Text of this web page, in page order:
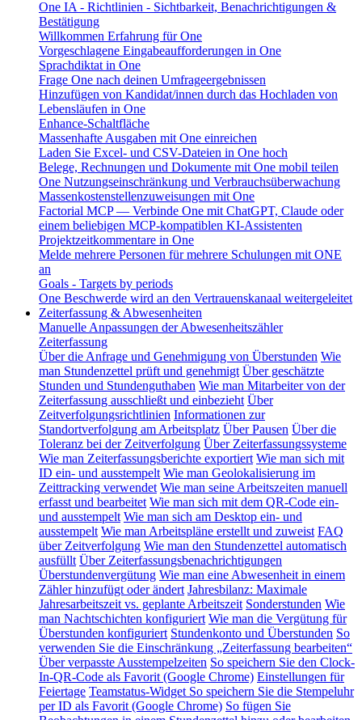
One IA - Richtlinien - Sichtbarkeit, Benachrichtigungen &
Bestätigung
Willkommen Erfahrung für One
Vorgeschlagene Eingabeaufforderungen in One
Sprachdiktat in One
Frage One nach deinen Umfrageergebnissen
Hinzufügen von Kandidat/innen durch das Hochladen von
Lebensläufen in One
Enhance-Schaltfläche
Massenhafte Ausgaben mit One einreichen
Laden Sie Excel- und CSV-Dateien in One hoch
Belege, Rechnungen und Dokumente mit One mobil teilen
One Nutzungseinschränkung und Verbrauchsüberwachung
Massenkostenstellenzuweisungen mit One
Factorial MCP — Verbinde One mit ChatGPT, Claude oder
einem beliebigen MCP-kompatiblen KI-Assistenten
Projektzeitkommentare in One
Melde mehrere Personen für mehrere Schulungen mit ONE
an
Goals - Targets by periods
One Beschwerde wird an den Vertrauenskanaal weitergeleitet
Zeiterfassung & Abwesenheiten
Manuelle Anpassungen der Abwesenheitszähler
Zeiterfassung
Über die Anfrage und Genehmigung von Überstunden Wie
man Stundenzettel prüft und genehmigt Über geschätzte
Stunden und Stundenguthaben Wie man Mitarbeiter von der
Zeiterfassung ausschließt und einbezieht Über
Zeitverfolgungsrichtlinien Informationen zur
Standortverfolgung am Arbeitsplatz Über Pausen Über die
Toleranz bei der Zeitverfolgung Über Zeiterfassungssysteme
Wie man Zeiterfassungsberichte exportiert Wie man sich mit
ID ein- und ausstempelt Wie man Geolokalisierung im
Zeittracking verwendet Wie man seine Arbeitszeiten manuell
erfasst und bearbeitet Wie man sich mit dem QR-Code ein-
und ausstempelt Wie man sich am Desktop ein- und
ausstempelt Wie man Arbeitspläne erstellt und zuweist FAQ
über Zeitverfolgung Wie man den Stundenzettel automatisch
ausfüllt Über Zeiterfassungsbenachrichtigungen
Überstundenvergütung Wie man eine Abwesenheit in einem
Zähler hinzufügt oder ändert Jahresbilanz: Maximale
Jahresarbeitszeit vs. geplante Arbeitszeit Sonderstunden Wie
man Nachtschichten konfiguriert Wie man die Vergütung für
Überstunden konfiguriert Stundenkonto und Überstunden So
verwenden Sie die Einschränkung „Zeiterfassung bearbeiten“
Über verpasste Ausstempelzeiten So speichern Sie den Clock-
In-QR-Code als Favorit (Google Chrome) Einstellungen für
Feiertage Teamstatus-Widget So speichern Sie die Stempeluhr
per ID als Favorit (Google Chrome) So fügen Sie